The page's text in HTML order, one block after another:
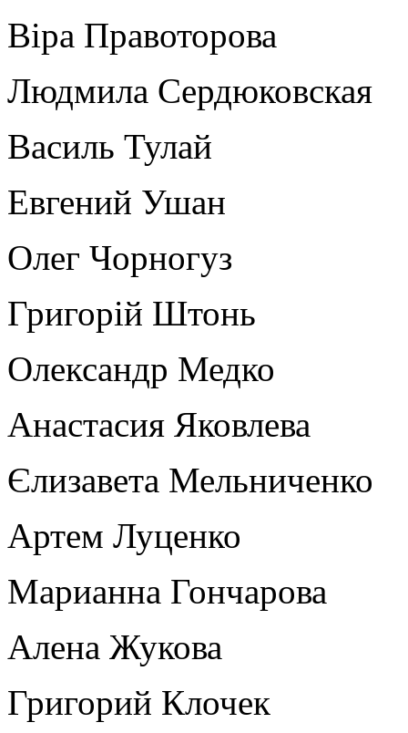
Віра Правоторова
Людмила Сердюковская
Василь Тулай
Евгений Ушан
Олег Чорногуз
Григорій Штонь
Олександр Медко
Анастасия Яковлева
Єлизавета Мельниченко
Артем Луценко
Марианна Гончарова
Алена Жукова
Григорий Клочек